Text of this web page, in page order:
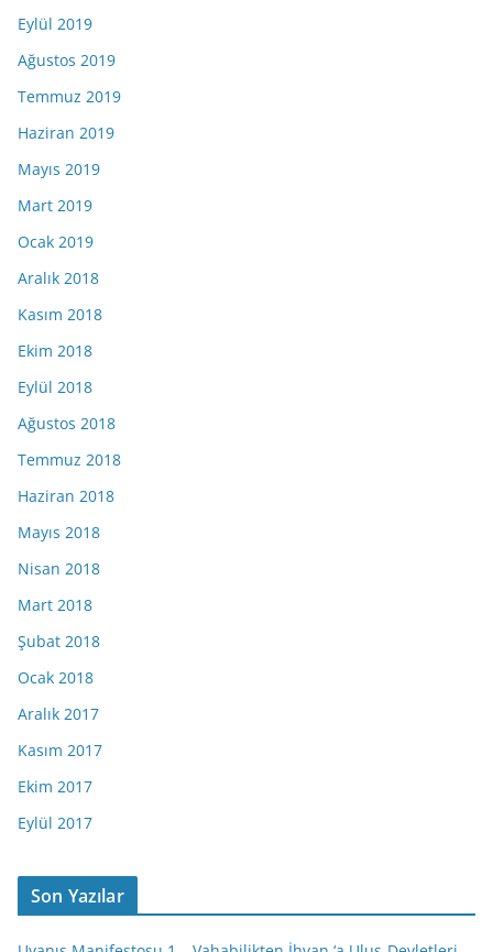
Eylül 2019
Ağustos 2019
Temmuz 2019
Haziran 2019
Mayıs 2019
Mart 2019
Ocak 2019
Aralık 2018
Kasım 2018
Ekim 2018
Eylül 2018
Ağustos 2018
Temmuz 2018
Haziran 2018
Mayıs 2018
Nisan 2018
Mart 2018
Şubat 2018
Ocak 2018
Aralık 2017
Kasım 2017
Ekim 2017
Eylül 2017
Son Yazılar